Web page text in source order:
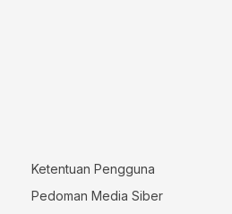
Ketentuan Pengguna
Pedoman Media Siber